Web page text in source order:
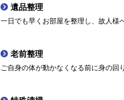
遺品整理
一日でも早くお部屋を整理し、故人様
老前整理
ご自身の体が動かなくなる前に身の回